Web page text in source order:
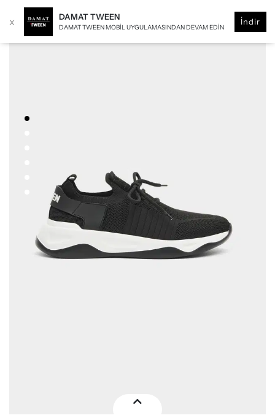
x DAMAT TWEEN
DAMAT TWEEN MOBIL UYGULAMASINDAN DEVAM EDIN
İndir